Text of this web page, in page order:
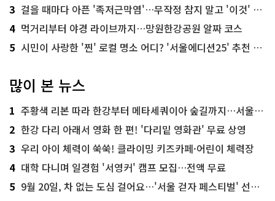
3 걸을 때마다 아픈 '족저근막염'…무작정 참지 말고 '이것' 해보세요!
4 먹거리부터 야경 라이브까지…망원한강공원 알짜 코스
5 시민이 사랑한 '찐' 로컬 명소 어디? '서울에디션25' 추천 코스
많이 본 뉴스
1 주황색 리본 따라 한강부터 메타세쿼이아 숲길까지…서울둘레길 15코스
2 한강 다리 아래서 영화 한 편! '다리밑 영화관' 무료 상영
3 우리 아이 체력이 쑥쑥! 클라이밍 키즈카페·어린이 체력장
4 대학 다니며 일경험 '서영커' 캠프 모집…전액 무료
5 9월 20일, 차 없는 도심 걸어요…'서울 걷자 페스티벌' 선착순 5천명